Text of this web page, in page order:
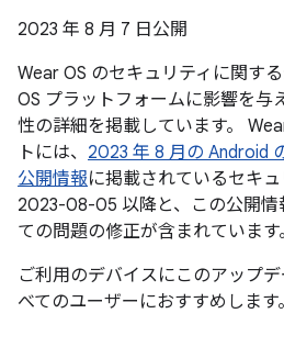
2023 年 8 月 7 日公開
Wear OS のセキュリティに関す
OS プラットフォームに影響を与
性の詳細を掲載しています。
トには、 2023 年 8 月の Android
公開情報に掲載されているセキ
2023-08-05 以降と、この公開情
ての問題の修正が含まれています。
ご利用のデバイスにこのアップ
べてのユーザーにおすすめします。